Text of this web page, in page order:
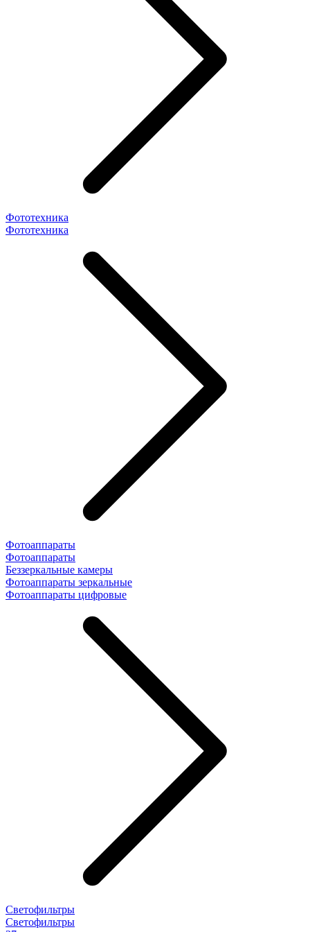
Фототехника
Фототехника
Фотоаппараты
Фотоаппараты
Беззеркальные камеры
Фотоаппараты зеркальные
Фотоаппараты цифровые
Светофильтры
Светофильтры